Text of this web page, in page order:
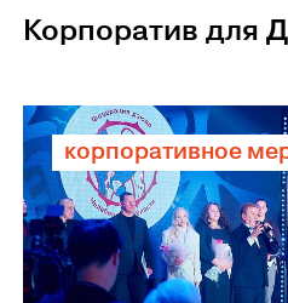
Корпоратив для
корпоративное